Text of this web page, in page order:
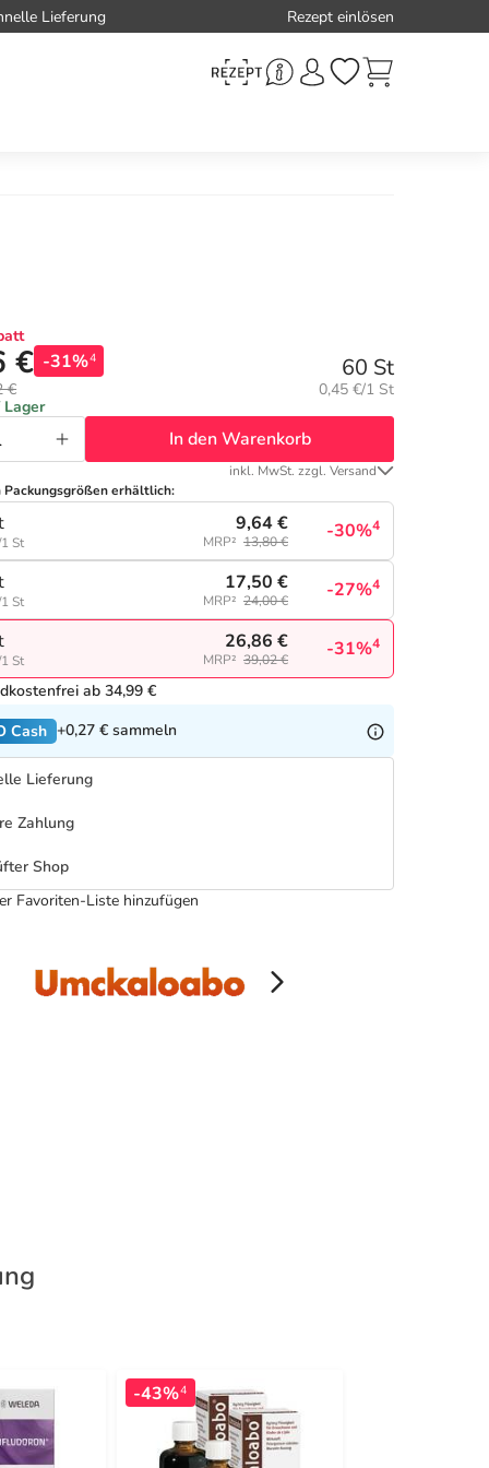
Lieferung Rezept einlösen
€ -31%4
€
60 St
Grundpreis:
0,45 €/1 St
In den Warenkorb
inkl. MwSt. zzgl. Versand
Packungsgrößen erhältlich:
St
9,64 €
MRP² 13,80 € -30%4
St
17,50 €
MRP² 24,00 € -27%4
St
26,86 €
MRP² 39,02 € -31%4
ab 34,99 €
Cash +0,27 € sammeln
Lieferung
Zahlung
Shop
Favoriten-Liste hinzufügen
-43%4